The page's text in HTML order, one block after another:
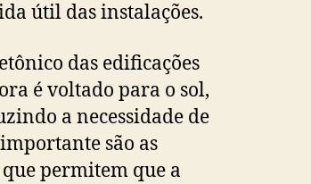
útil das instalações.
das edificações
é voltado para o sol,
a necessidade de
são as
permitem que a